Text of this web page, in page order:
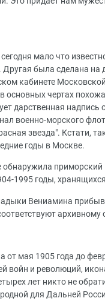
мало что
была сделана
кабинете
основных чертах
дарственная
военно-морского
звезда". Кстати,
годы в Москве.
1995 годы,
Вениамина
от мая 1905 года до
войн и революций,
лет никто не
для Дальней